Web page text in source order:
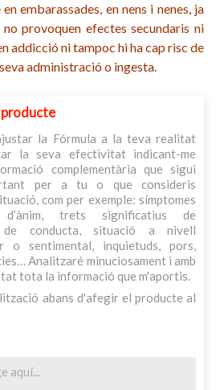
embarassades, en nens i nenes, ja
provoquen efectes secundaris ni
addicció ni tampoc hi ha cap risc de
administració o ingesta.
la Fórmula a la teva realitat
la seva efectivitat indicant-me
complementària que sigui
per a tu o que consideris
com per exemple: símptomes
trets significatius de
conducta, situació a nivell
o sentimental, inquietuds, pors,
Analitzaré minuciosament i amb
tota la informació que m'aportis.
abans d'afegir el producte al